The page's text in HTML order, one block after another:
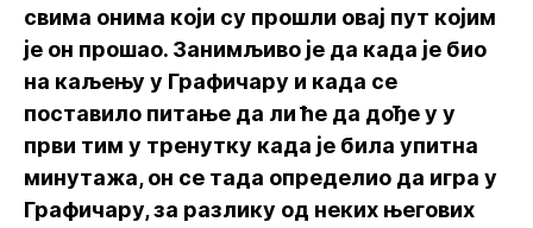
свима онима који су прошли овај пут којим
је он прошао. Занимљиво је да када је био
на каљењу у Графичару и када се
поставило питање да ли ће да дође у у
први тим у тренутку када је била упитна
минутажа, он се тада определио да игра у
Графичару, за разлику од неких његових